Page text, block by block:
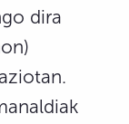
dira